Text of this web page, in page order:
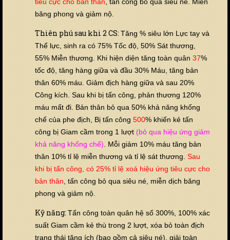
băng phong và giảm nộ.
Thiên phú sau khi 2 CS: Tăng % siêu lớn Lực tay và
Thể lực, sinh ra có 75% Tốc độ, 50% Sát thương,
55% Miễn thương. Khi hiện diện tăng toàn quân 37%
tốc độ, tăng hàng giữa và đầu 30% Máu, tăng bản
thân 60% máu. Giảm địch hàng giữa và sau 20%
Công kích. Sau khi bị tấn công, phản thương 120%
máu mất đi. Bản thân bỏ qua 50% khả năng khống
chế của phe địch, Bị tấn công 500% khiến kẻ tấn
công bị Giam cầm trong 1 lượt (bỏ qua hiệu ứng giảm
khả năng khống chế) . Mỗi giảm 10% máu tăng bản
thân 10% tỉ lệ miễn thương và tỉ lệ sát thương. Sau
khi bị tấn công, có 25% tỉ lệ xoá hiệu ứng tiêu cực cho
bản thân , tấn công bỏ qua siêu né, miễn dịch băng
phong và giảm nộ.
Kỹ năng: Tấn công toàn quân hệ số 300%, 100% xác
suất Giam cầm kẻ thù trong 2 lượt, xóa bỏ toàn địch
trạng thái tăng ích (bao gồm cả siêu né), giải toàn